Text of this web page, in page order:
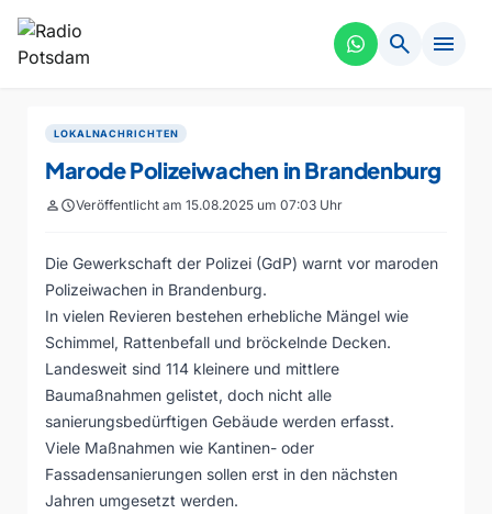
search menu
LOKALNACHRICHTEN
Marode Polizeiwachen in Brandenburg
personscheduleVeröffentlicht am 15.08.2025 um 07:03 Uhr
Die Gewerkschaft der Polizei (GdP) warnt vor maroden
Polizeiwachen in Brandenburg.
In vielen Revieren bestehen erhebliche Mängel wie
Schimmel, Rattenbefall und bröckelnde Decken.
Landesweit sind 114 kleinere und mittlere
Baumaßnahmen gelistet, doch nicht alle
sanierungsbedürftigen Gebäude werden erfasst.
Viele Maßnahmen wie Kantinen- oder
Fassadensanierungen sollen erst in den nächsten
Jahren umgesetzt werden.